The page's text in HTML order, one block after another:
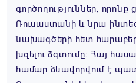
գործողություններ, որոնք
Ռուսաստանի և նրա
նախագծերի հետ
խզելու ձգտումը։ Հայ
համար ձևավորվում է